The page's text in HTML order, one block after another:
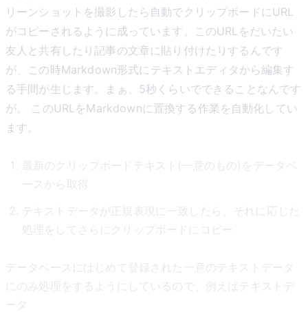
リーンショットを撮影したら自動でクリップボードにURL
がコピーされるように成っています。このURLをだいたい
友人と共有したり記事の文章に貼り付けたりするんです
が、この時Markdown形式にテキストエディタから編集す
る手間が生じます。まぁ、5秒くらいでできることなんです
が。 このURLをMarkdownに置換する作業を自動化してい
ます。
最新のクリップボードテキスト(一意のもの)をデータベ
ースから取得
テキストデータが正規表現に一致したら、それに応じた
処理をしてさらにクリップボードにコピー
データベースにはじめて登録された一意のテキストデータ
にのみ処理をするようにしているので、例えばテキストデ
ータ